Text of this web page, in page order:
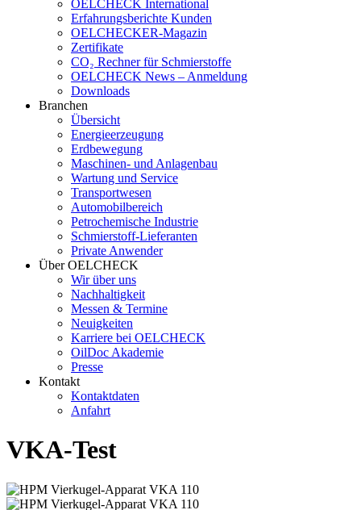
OELCHECK International
Erfahrungsberichte Kunden
OELCHECKER-Magazin
Zertifikate
CO₂ Rechner für Schmierstoffe
OELCHECK News – Anmeldung
Downloads
Branchen
Übersicht
Energieerzeugung
Erdbewegung
Maschinen- und Anlagenbau
Wartung und Service
Transportwesen
Automobilbereich
Petrochemische Industrie
Schmierstoff-Lieferanten
Private Anwender
Über OELCHECK
Wir über uns
Nachhaltigkeit
Messen & Termine
Neuigkeiten
Karriere bei OELCHECK
OilDoc Akademie
Presse
Kontakt
Kontaktdaten
Anfahrt
VKA-Test